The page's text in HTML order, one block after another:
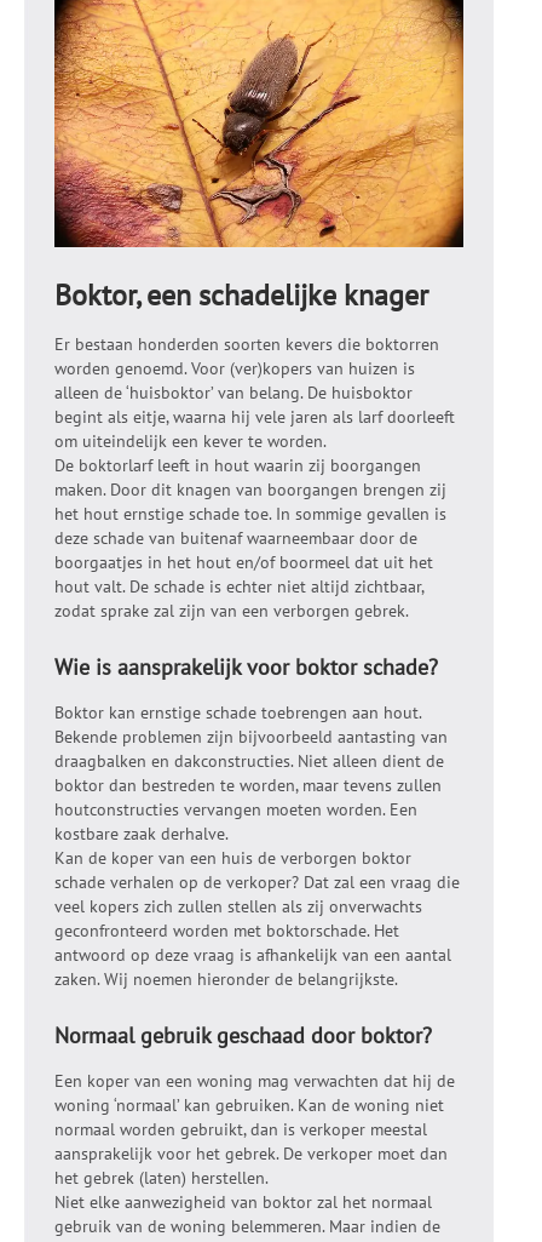
Boktor, een schadelijke knager
Er bestaan honderden soorten kevers die boktorren
worden genoemd. Voor (ver)kopers van huizen is
alleen de ‘huisboktor’ van belang. De huisboktor
begint als eitje, waarna hij vele jaren als larf doorleeft
om uiteindelijk een kever te worden.
De boktorlarf leeft in hout waarin zij boorgangen
maken. Door dit knagen van boorgangen brengen zij
het hout ernstige schade toe. In sommige gevallen is
deze schade van buitenaf waarneembaar door de
boorgaatjes in het hout en/of boormeel dat uit het
hout valt. De schade is echter niet altijd zichtbaar,
zodat sprake zal zijn van een verborgen gebrek.
Wie is aansprakelijk voor boktor schade?
Boktor kan ernstige schade toebrengen aan hout.
Bekende problemen zijn bijvoorbeeld aantasting van
draagbalken en dakconstructies. Niet alleen dient de
boktor dan bestreden te worden, maar tevens zullen
houtconstructies vervangen moeten worden. Een
kostbare zaak derhalve.
Kan de koper van een huis de verborgen boktor
schade verhalen op de verkoper? Dat zal een vraag die
veel kopers zich zullen stellen als zij onverwachts
geconfronteerd worden met boktorschade. Het
antwoord op deze vraag is afhankelijk van een aantal
zaken. Wij noemen hieronder de belangrijkste.
Normaal gebruik geschaad door boktor?
Een koper van een woning mag verwachten dat hij de
woning ‘normaal’ kan gebruiken. Kan de woning niet
normaal worden gebruikt, dan is verkoper meestal
aansprakelijk voor het gebrek. De verkoper moet dan
het gebrek (laten) herstellen.
Niet elke aanwezigheid van boktor zal het normaal
gebruik van de woning belemmeren. Maar indien de